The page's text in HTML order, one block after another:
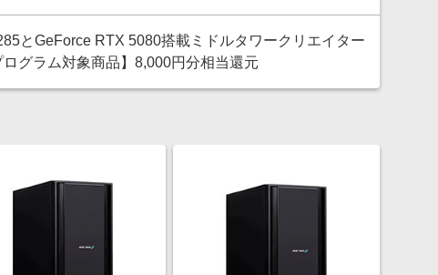
とGeForce RTX 5080搭載ミドルタワークリエイター
グラム対象商品】8,000円分相当還元